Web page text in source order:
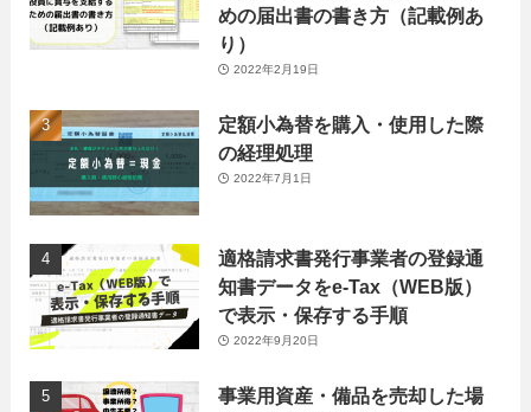
めの届出書の書き方（記載例あ
り）
2022年2月19日
定額小為替を購入・使用した際
の経理処理
2022年7月1日
適格請求書発行事業者の登録通
知書データをe-Tax（WEB版）
で表示・保存する手順
2022年9月20日
事業用資産・備品を売却した場